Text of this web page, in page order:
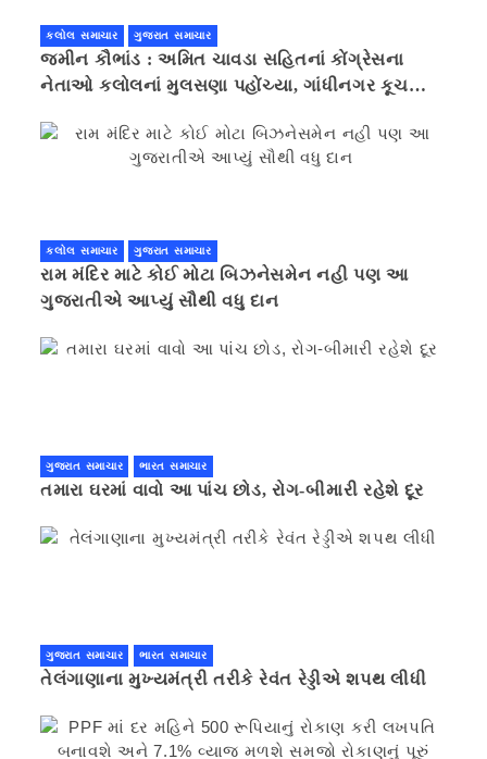
કલોલ સમાચાર ગુજરાત સમાચાર
જમીન કૌભાંડ : અમિત ચાવડા સહિતનાં કોંગ્રેસના
નેતાઓ કલોલનાં મુલસણા પહોંચ્યા, ગાંધીનગર કૂચ
કલોલ સમાચાર ગુજરાત સમાચાર
રામ મંદિર માટે કોઈ મોટા બિઝનેસમેન નહી પણ આ
ગુજરાતીએ આપ્યું સૌથી વધુ દાન
ગુજરાત સમાચાર ભારત સમાચાર
તમારા ઘરમાં વાવો આ પાંચ છોડ, રોગ-બીમારી રહેશે દૂર
ગુજરાત સમાચાર ભારત સમાચાર
તેલંગાણાના મુખ્યમંત્રી તરીકે રેવંત રેડ્ડીએ શપથ લીધી